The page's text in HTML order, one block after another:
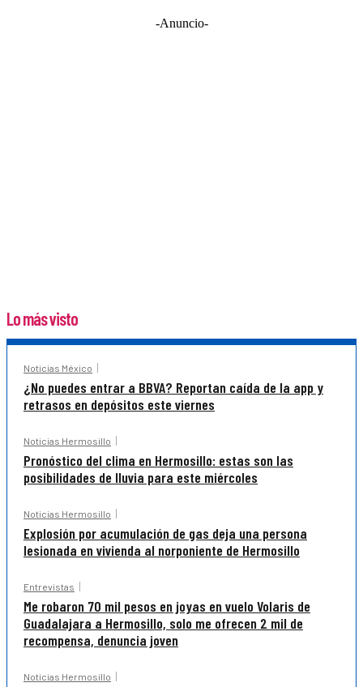
-Anuncio-
Lo más visto
Noticias México
¿No puedes entrar a BBVA? Reportan caída de la app y
retrasos en depósitos este viernes
Noticias Hermosillo
Pronóstico del clima en Hermosillo: estas son las
posibilidades de lluvia para este miércoles
Noticias Hermosillo
Explosión por acumulación de gas deja una persona
lesionada en vivienda al norponiente de Hermosillo
Entrevistas
Me robaron 70 mil pesos en joyas en vuelo Volaris de
Guadalajara a Hermosillo, solo me ofrecen 2 mil de
recompensa, denuncia joven
Noticias Hermosillo